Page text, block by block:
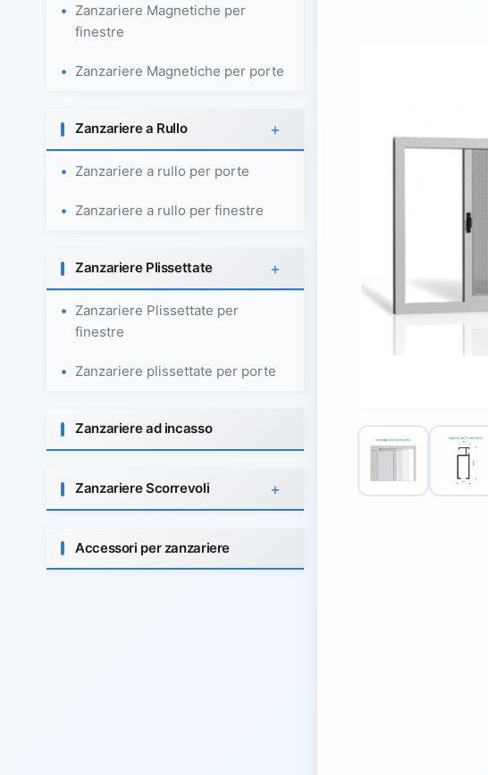
Zanzariere Magnetiche per
finestre
Zanzariere Magnetiche per porte
Zanzariere a Rullo +
Zanzariere a rullo per porte
Zanzariere a rullo per finestre
Zanzariere Plissettate +
Zanzariere Plissettate per
finestre
Zanzariere plissettate per porte
Zanzariere ad incasso
Zanzariere Scorrevoli +
Accessori per zanzariere